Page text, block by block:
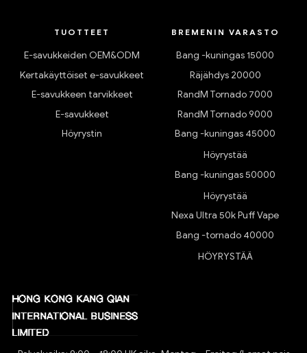
TUOTTEET
E-savukkeiden OEM&ODM
Kertakäyttöiset e-savukkeet
E-savukkeen tarvikkeet
E-savukkeet
Höyrystin
BREMENIN VARASTO
Bang -kuningas 15000
Räjähdys 20000
RandM Tornado 7000
RandM Tornado 9000
Bang -kuningas 45000
Höyrystää
Bang -kuningas 50000
Höyrystää
Nexa Ultra 50k Puff Vape
Bang -tornado 40000
HÖYRYSTÄÄ